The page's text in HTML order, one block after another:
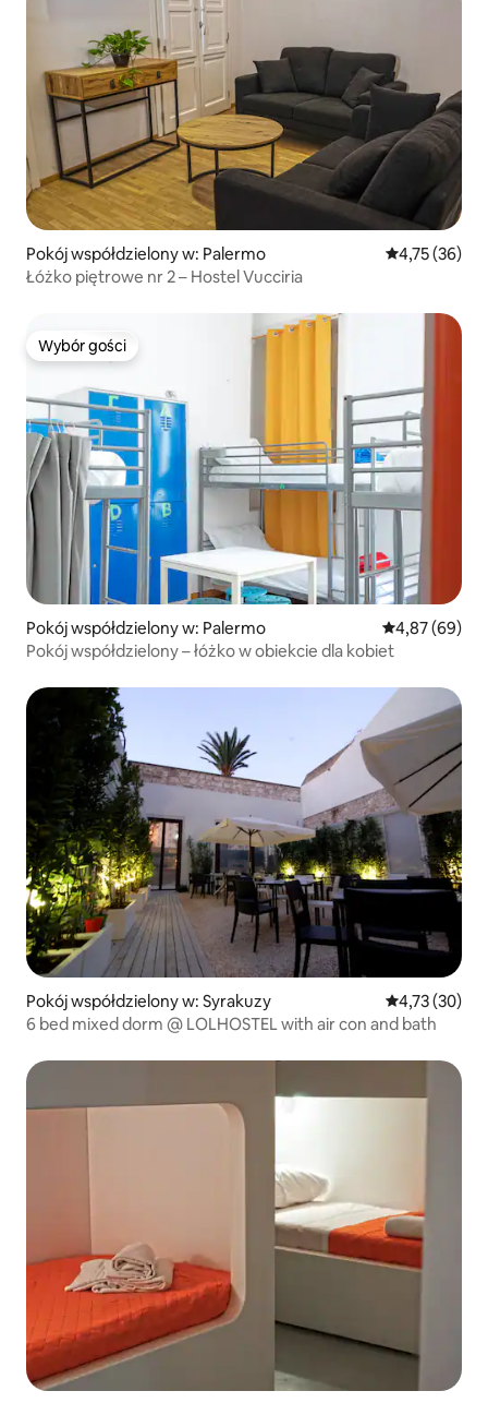
Pokój współdzielony w: Palermo Średnia
4,75 (36)
Łóżko piętrowe nr 2 – Hostel Vucciria
Wybór gości
Wybór gości
Pokój współdzielony w: Palermo Średnia
4,87 (69)
Pokój współdzielony – łóżko w obiekcie dla kobiet
Pokój współdzielony w: Syrakuzy Średnia
4,73 (30)
6 bed mixed dorm @ LOLHOSTEL with air con and bath